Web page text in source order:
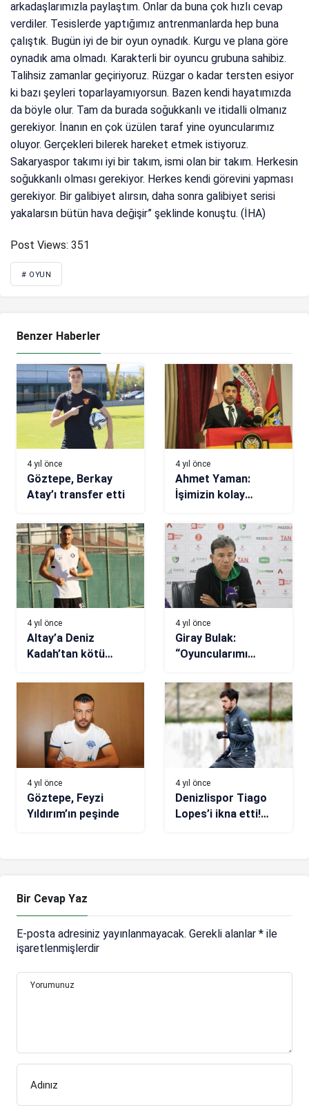
arkadaşlarımızla paylaştım. Onlar da buna çok hızlı cevap
verdiler. Tesislerde yaptığımız antrenmanlarda hep buna
çalıştık. Bugün iyi de bir oyun oynadık. Kurgu ve plana göre
oynadık ama olmadı. Karakterli bir oyuncu grubuna sahibiz.
Talihsiz zamanlar geçiriyoruz. Rüzgar o kadar tersten esiyor
ki bazı şeyleri toparlayamıyorsun. Bazen kendi hayatımızda
da böyle olur. Tam da burada soğukkanlı ve itidalli olmanız
gerekiyor. İnanın en çok üzülen taraf yine oyuncularımız
oluyor. Gerçekleri bilerek hareket etmek istiyoruz.
Sakaryaspor takımı iyi bir takım, ismi olan bir takım. Herkesin
soğukkanlı olması gerekiyor. Herkes kendi görevini yapması
gerekiyor. Bir galibiyet alırsın, daha sonra galibiyet serisi
yakalarsın bütün hava değişir” şeklinde konuştu. (İHA)
Post Views: 351
# OYUN
Benzer Haberler
4 yıl önce
Göztepe, Berkay
Atay’ı transfer etti
4 yıl önce
Ahmet Yaman:
İşimizin kolay
bilincindeyiz
4 yıl önce
Altay’a Deniz
Kadah’tan kötü
4 yıl önce
Giray Bulak:
“Oyuncularımı
de hak ettiler”
4 yıl önce
Göztepe, Feyzi
Yıldırım’ın peşinde
4 yıl önce
Denizlispor Tiago
Lopes’i ikna etti!
Bir Cevap Yaz
E-posta adresiniz yayınlanmayacak. Gerekli alanlar * ile
işaretlenmişlerdir
Yorumunuz
Adınız